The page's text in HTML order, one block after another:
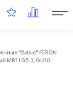
"Basic" FERON
MR11 G5.3, GU10